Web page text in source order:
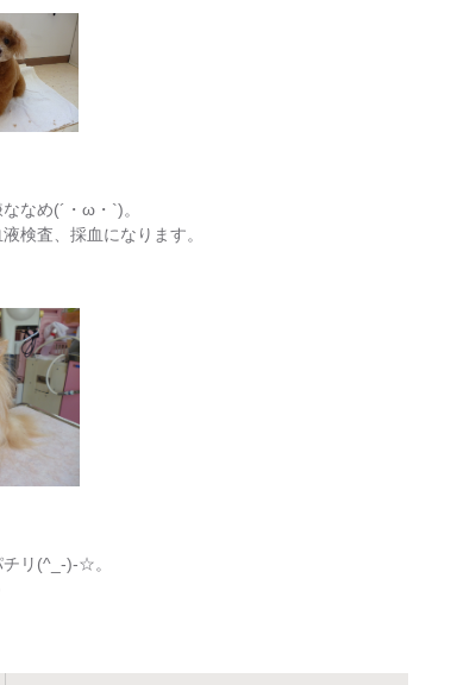
なめ(´・ω・`)。
検査、採血になります。
リ(^_-)-☆。